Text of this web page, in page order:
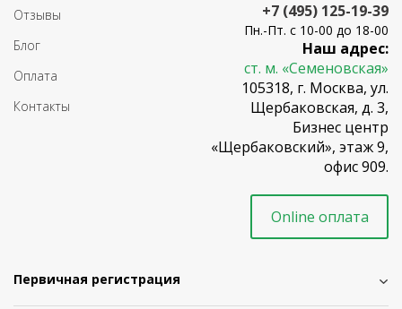
Отзывы
Блог
Оплата
Контакты
+7 (495) 125-19-39
Пн.-Пт. с 10-00 до 18-00
Наш адрес:
ст. м. «Семеновская»
105318, г. Москва, ул.
Щербаковская, д. 3,
Бизнес центр
«Щербаковский», этаж 9,
офис 909.
Online оплата
Первичная регистрация